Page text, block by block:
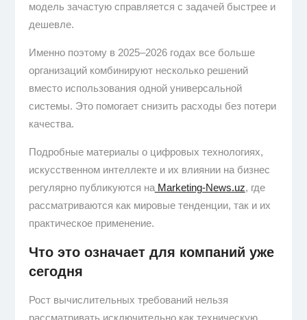
модель зачастую справляется с задачей быстрее и
дешевле.
Именно поэтому в 2025–2026 годах все больше
организаций комбинируют несколько решений
вместо использования одной универсальной
системы. Это помогает снизить расходы без потери
качества.
Подробные материалы о цифровых технологиях,
искусственном интеллекте и их влиянии на бизнес
регулярно публикуются наMarketing-News.uz, где
рассматриваются как мировые тенденции, так и их
практическое применение.
Что это означает для компаний уже
сегодня
Рост вычислительных требований нельзя